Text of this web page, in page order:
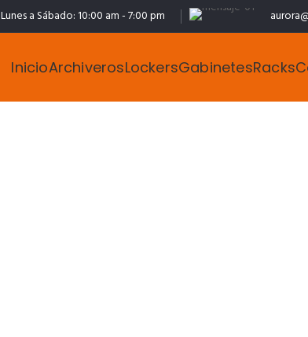
Lunes a Sábado: 10:00 am - 7:00 pm
InicioArchiverosLockersGabinetesRacks